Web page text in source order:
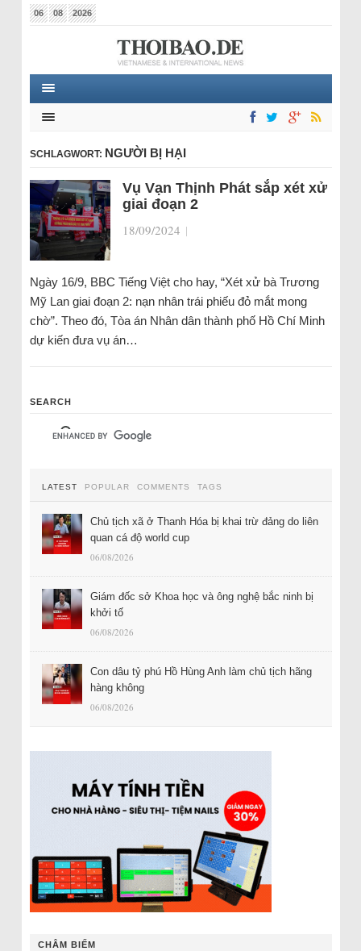
06 08 2026
SCHLAGWORT: NGƯỜI BỊ HẠI
Vụ Vạn Thịnh Phát sắp xét xử
giai đoạn 2
18/09/2024 |
Ngày 16/9, BBC Tiếng Việt cho hay, “Xét xử bà Trương
Mỹ Lan giai đoạn 2: nạn nhân trái phiếu đỏ mắt mong
chờ”. Theo đó, Tòa án Nhân dân thành phố Hồ Chí Minh
dự kiến đưa vụ án…
SEARCH
LATEST POPULAR COMMENTS TAGS
Chủ tịch xã ở Thanh Hóa bị khai trừ đảng do liên
quan cá độ world cup
06/08/2026
Giám đốc sở Khoa học và ông nghệ bắc ninh bị
khởi tố
06/08/2026
Con dâu tỷ phú Hồ Hùng Anh làm chủ tịch hãng
hàng không
06/08/2026
CHÂM BIẾM